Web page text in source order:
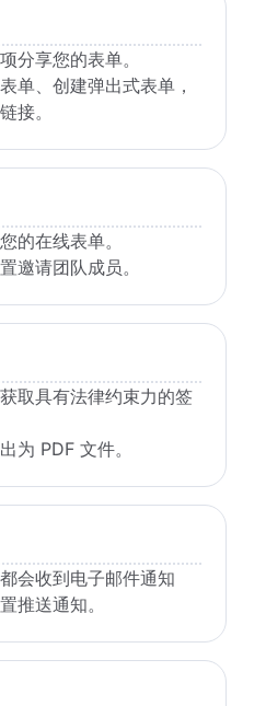
分享您的表单。
单、创建弹出式表单，
接。
的在线表单。
邀请团队成员。
取具有法律约束力的签
为 PDF 文件。
会收到电子邮件通知
推送通知。